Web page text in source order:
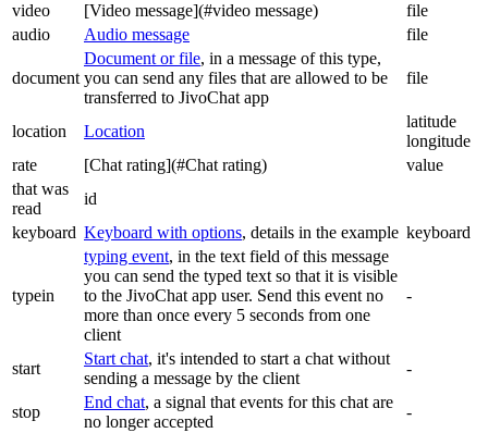
video
[Video message](#video message)
file
audio
Audio message file
document
Document or file, in a message of this type,
you can send any files that are allowed to be
transferred to JivoChat app
file
location Location
latitude
longitude
rate
[Chat rating](#Chat rating)
value
that was
read
id
keyboard Keyboard with options, details in the example keyboard
typein
typing event, in the text field of this message
you can send the typed text so that it is visible
to the JivoChat app user. Send this event no
more than once every 5 seconds from one
client
-
start
Start chat, it's intended to start a chat without
sending a message by the client
-
stop
End chat, a signal that events for this chat are
no longer accepted
-